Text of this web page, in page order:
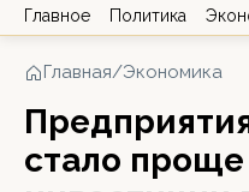
Главное Политика
Главная/Экономика
стало